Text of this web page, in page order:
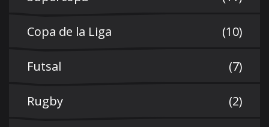
Copa de la Liga (10)
Futsal (7)
Rugby (2)